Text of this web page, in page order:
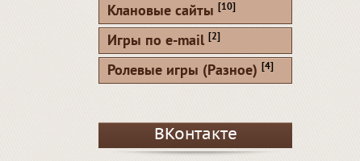
Клановые сайты [10]
Игры по e-mail [2]
Ролевые игры (Разное) [4]
ВКонтакте